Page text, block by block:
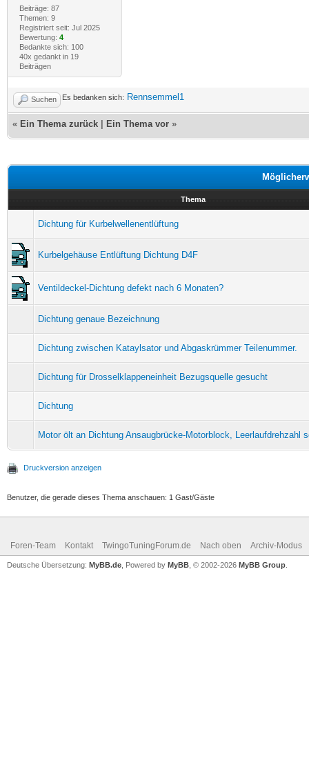
Beiträge: 87
Themen: 9
Registriert seit: Jul 2025
Bewertung: 4
Bedankte sich: 100
40x gedankt in 19
Beiträgen
Suchen Es bedanken sich: Rennsemmel1
« Ein Thema zurück Ein Thema vor »
Thema
Dichtung für Kurbelwellenentlüftung
Kurbelgehäuse Entlüftung Dichtung D4F
Ventildeckel-Dichtung defekt nach 6 Monaten?
Dichtung genaue Bezeichnung
Dichtung zwischen Kataylsator und Abgaskrümmer Teilenummer.
Dichtung für Drosselklappeneinheit Bezugsquelle gesucht
Dichtung
Motor ölt an Dichtung Ansaugbrücke-Motorblock, Leerlaufdrehzahl
Druckversion anzeigen
Benutzer, die gerade dieses Thema anschauen: 1 Gast/Gäste
Foren-Team Kontakt TwingoTuningForum.de Nach oben Archiv-Modus
Deutsche Übersetzung: MyBB.de , Powered by MyBB , © 2002-2026 MyBB Group